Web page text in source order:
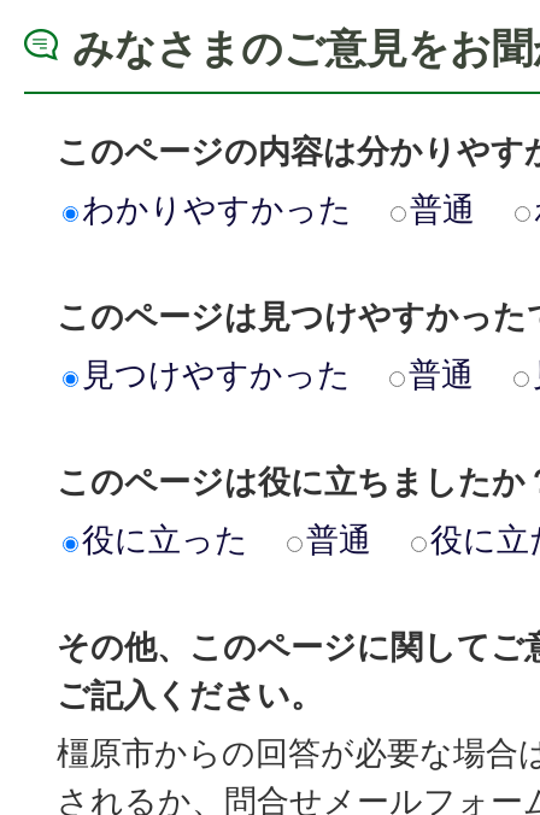
みなさまのご意見をお
このページの内容は分かりやす
わかりやすかった
普通
このページは見つけやすかった
見つけやすかった
普通
このページは役に立ちましたか
役に立った
普通 役に立
その他、このページに関してご
ご記入ください。
橿原市からの回答が必要な場合
されるか、問合せメールフォー